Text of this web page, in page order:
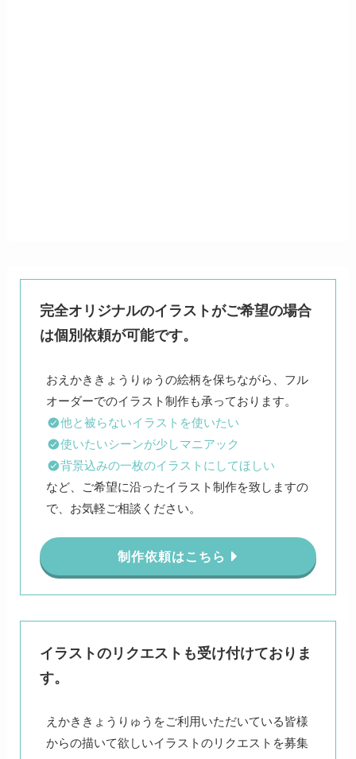
完全オリジナルのイラストがご希望の場合
は個別依頼が可能です。
おえかききょうりゅうの絵柄を保ちながら、フル
他と被らないイラストを使いたい
使いたいシーンが少しマニアック
背景込みの一枚のイラストにしてほしい
など、ご希望に沿ったイラスト制作を致しますの
で、お気軽ご相談ください。
制作依頼はこちら
イラストのリクエストも受け付けておりま
す。
えかききょうりゅうをご利用いただいている皆様
からの描いて欲しいイラストのリクエストを募集